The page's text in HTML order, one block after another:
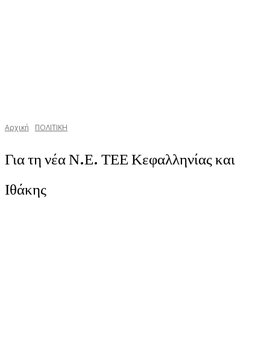
Αρχική ΠΟΛΙΤΙΚΗ
Για τη νέα Ν.Ε. ΤΕΕ Κεφαλληνίας και
Ιθάκης